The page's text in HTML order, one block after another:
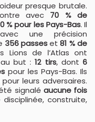
presque brutale.
avec 70 % de
% pour les Pays-Bas. Il
une précision
356 passeset81 % de
Lions de l’Atlas ont
au but :12 tirs, dont6
pour les Pays-Bas. Ils
pour leurs adversaires.
signalé aucune fois
construite,